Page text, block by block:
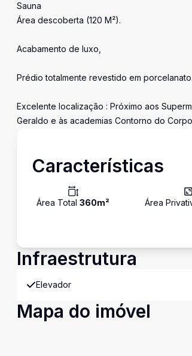
Sauna
Área descoberta (120 M²).
Acabamento de luxo,
Prédio totalmente revestido em porcelanato.
Excelente localização : Próximo aos
Geraldo e às academias Contorno do
Características
Área Total 360m² Área
Infraestrutura
Elevador
Mapa do imóvel